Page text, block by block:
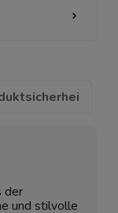
der
und stilvolle